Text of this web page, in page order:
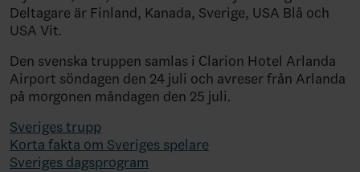
Deltagare är Finland, Kanada, Sverige, USA Blå och
USA Vit.
Den svenska truppen samlas i Clarion Hotel Arlanda
Airport söndagen den 24 juli och avreser från Arlanda
på morgonen måndagen den 25 juli.
Sveriges trupp
Korta fakta om Sveriges spelare
Sveriges dagsprogram